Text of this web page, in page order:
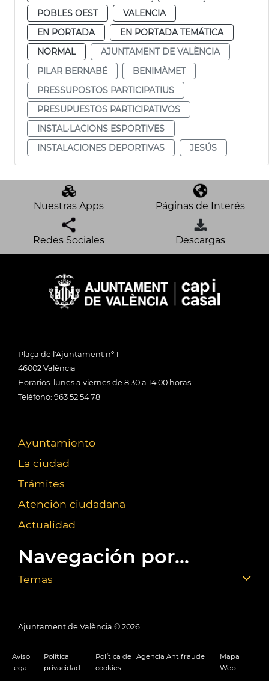
POBLES OEST
VALENCIA
EN PORTADA
EN PORTADA TEMÁTICA
NORMAL
AJUNTAMENT DE VALÈNCIA
PILAR BERNABÉ
BENIMÀMET
PRESSUPOSTOS PARTICIPATIUS
PRESUPUESTOS PARTICIPATIVOS
INSTAL·LACIONS ESPORTIVES
INSTALACIONES DEPORTIVAS
JESÚS
Nuestras Apps Páginas de Interés
Redes Sociales Descargas
Plaça de l'Ajuntament nº 1
46002 València
Horarios: lunes a viernes de 8:30 a 14:00 horas
Teléfono: 963 52 54 78
Ayuntamiento
La ciudad
Trámites
Atención ciudadana
Actualidad
Navegación por...
Temas
Ajuntament de València © 2026
Aviso
legal
Política
privacidad
Política de
cookies
Agencia Antifraude
Mapa
Web